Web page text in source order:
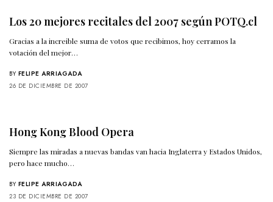
Los 20 mejores recitales del 2007 según POTQ.cl
Gracias a la increible suma de votos que recibimos, hoy cerramos la
votación del mejor…
BY FELIPE ARRIAGADA
26 DE DICIEMBRE DE 2007
Hong Kong Blood Opera
Siempre las miradas a nuevas bandas van hacia Inglaterra y Estados Unidos,
pero hace mucho…
BY FELIPE ARRIAGADA
23 DE DICIEMBRE DE 2007